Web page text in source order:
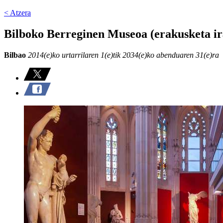
< Atzera
Bilboko Berreginen Museoa (erakusketa
Bilbao 2014(e)ko urtarrilaren 1(e)tik 2034(e)ko abenduaren 31(e)ra